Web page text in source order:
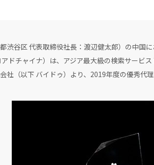
渋谷区 代表取締役社長：渡辺健太郎）の中国
ドチャイナ）は、アジア最大級の検索サービ
社（以下 バイドゥ）より、2019年度の優秀代